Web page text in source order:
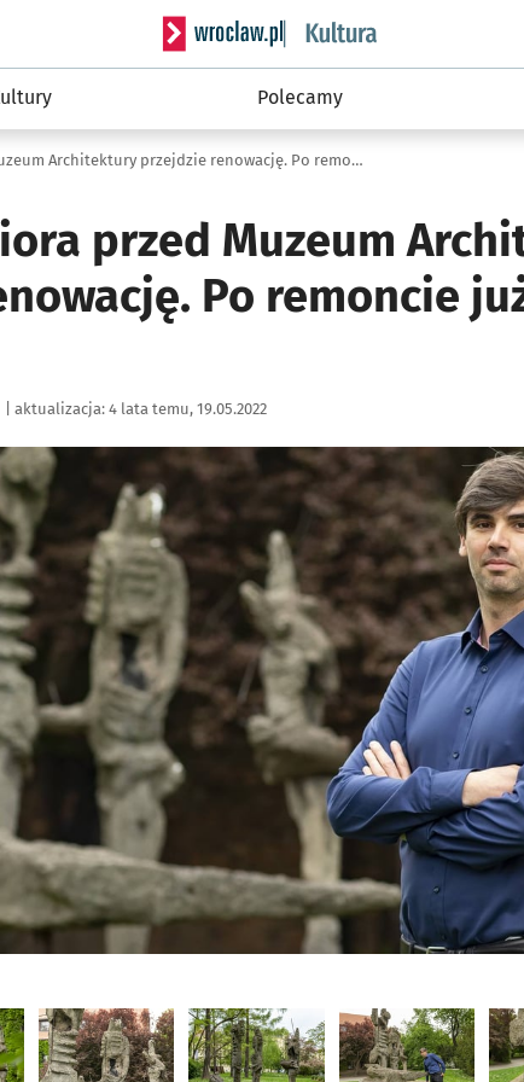
Serwis informacyjny wroclaw.pl
Polecamy
Rzeźba Hasiora przed Muzeum Architektury przejdzie renowację. Po remoncie już nie zapłonie
przed Muzeum
Po remoncie
aktualizacja: 4 lata temu, 19.05.2022